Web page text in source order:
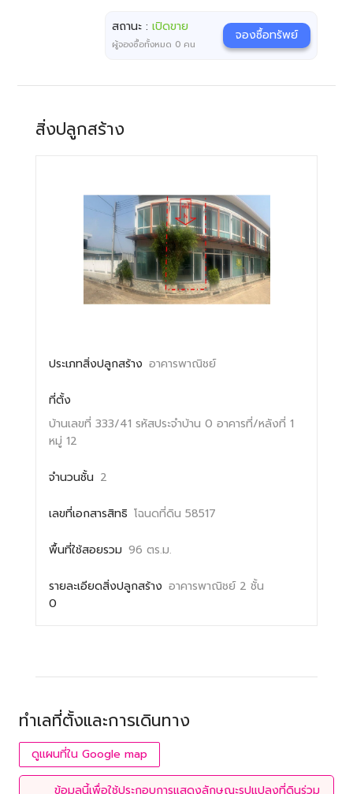
สถานะ :เปิดขาย
ผู้จองซื้อทั้งหมด 0 คน
จองซื้อทรัพย์
สิ่งปลูกสร้าง
ประเภทสิ่งปลูกสร้าง อาคารพาณิชย์
ที่ตั้ง
บ้านเลขที่ 333/41 รหัสประจำบ้าน 0 อาคารที่/หลังที่ 1
หมู่ 12
จำนวนชั้น 2
เลขที่เอกสารสิทธิ โฉนดที่ดิน 58517
พื้นที่ใช้สอยรวม 96 ตร.ม.
รายละเอียดสิ่งปลูกสร้าง อาคารพาณิชย์ 2 ชั้น
0
ทำเลที่ตั้งและการเดินทาง
ดูแผนที่ใน Google map